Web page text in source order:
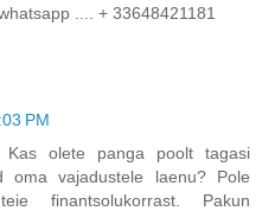
.... + 33648421181
PM
olete panga poolt tagasi
vajadustele laenu? Pole
finantsolukorrast. Pakun